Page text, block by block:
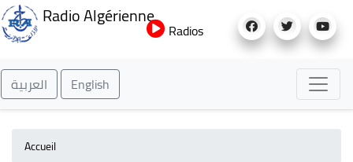
au
Radio Algérienne
Radios
العربية English
Accueil